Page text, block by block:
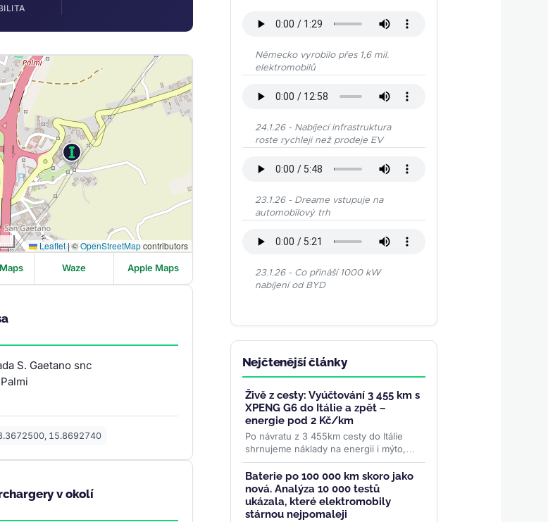
Leaflet |©OpenStreetMapcontributors
Waze Apple Maps
S. Gaetano snc
15.8692740
v okolí
Německo vyrobilo přes 1,6 mil.
elektromobilů
24.1.26 - Nabíjecí infrastruktura
roste rychleji než prodeje EV
23.1.26 - Dreame vstupuje na
automobilový trh
23.1.26 - Co přináší 1000 kW
nabíjení od BYD
Nejčtenější články
Živě z cesty: Vyúčtování 3 455 km s
XPENG G6 do Itálie a zpět –
energie pod 2 Kč/km
Po návratu z 3 455km cesty do Itálie
shrnujeme náklady na energii i mýto,
spotřebu 19 kWh/100 km a proč to bylo
naše nejpohodlnější auto na...>>
Baterie po 100 000 km skoro jako
nová. Analýza 10 000 testů
ukázala, které elektromobily
stárnou nejpomaleji